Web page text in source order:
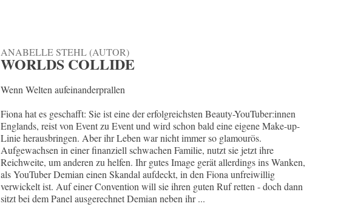
ANABELLE STEHL (AUTOR)
WORLDS COLLIDE
Wenn Welten aufeinanderprallen
Fiona hat es geschafft: Sie ist eine der erfolgreichsten Beauty-YouTuber:innen
Englands, reist von Event zu Event und wird schon bald eine eigene Make-up-
Linie herausbringen. Aber ihr Leben war nicht immer so glamourös.
Aufgewachsen in einer finanziell schwachen Familie, nutzt sie jetzt ihre
Reichweite, um anderen zu helfen. Ihr gutes Image gerät allerdings ins Wanken,
als YouTuber Demian einen Skandal aufdeckt, in den Fiona unfreiwillig
verwickelt ist. Auf einer Convention will sie ihren guten Ruf retten - doch dann
sitzt bei dem Panel ausgerechnet Demian neben ihr ...